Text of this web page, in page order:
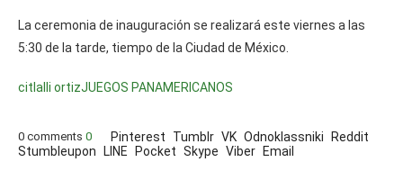
La ceremonia de inauguración se realizará este viernes a las
5:30 de la tarde, tiempo de la Ciudad de México.
citlalli ortizJUEGOS PANAMERICANOS
0 comments 0 Pinterest Tumblr VK Odnoklassniki Reddit
Stumbleupon LINE Pocket Skype Viber Email